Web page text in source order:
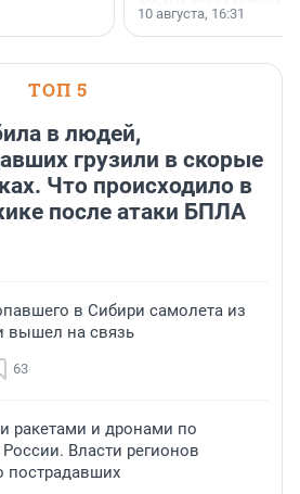
10 августа, 16:31
ТОП 5
в людей,
грузили в скорые
Что происходило в
после атаки БПЛА
в Сибири самолета из
вышел на связь
63
ракетами и дронами по
России. Власти регионов
пострадавших